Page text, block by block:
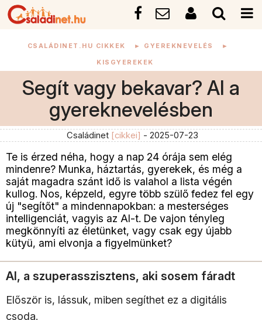
CSALÁDINET.HU CIKKEK ► GYEREKNEVELÉS ►
KISGYEREKEK
Segít vagy bekavar? AI a
gyereknevelésben
Családinet [cikkei] - 2025-07-23
Te is érzed néha, hogy a nap 24 órája sem elég
mindenre? Munka, háztartás, gyerekek, és még a
saját magadra szánt idő is valahol a lista végén
kullog. Nos, képzeld, egyre több szülő fedez fel egy
új "segítőt" a mindennapokban: a mesterséges
intelligenciát, vagyis az AI-t. De vajon tényleg
megkönnyíti az életünket, vagy csak egy újabb
kütyü, ami elvonja a figyelmünket?
AI, a szuperasszisztens, aki sosem fáradt
Először is, lássuk, miben segíthet ez a digitális
csoda.